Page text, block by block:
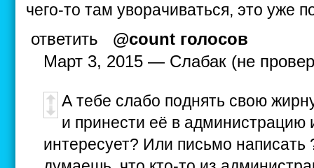
чего-то там уворачиваться, это уже
ответить
@count голосов
Март 3, 2015 — Слабак (не
А тебе слабо поднять свою
и принести её в администрацию
интересует? Или письмо